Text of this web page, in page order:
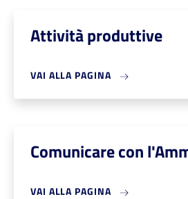
Attività produttive
VAI ALLA PAGINA
Comunicare con
VAI ALLA PAGINA